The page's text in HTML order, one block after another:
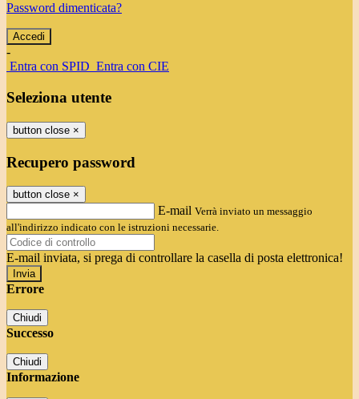
Password dimenticata?
-
Entra con SPID Entra con CIE
Seleziona utente
button close ×
Recupero password
button close ×
E-mail Verrà inviato un messaggio
all'indirizzo indicato con le istruzioni necessarie.
E-mail inviata, si prega di controllare la casella di posta elettronica!
Errore
Chiudi
Successo
Chiudi
Informazione